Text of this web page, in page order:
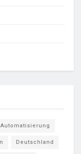
Automatisierung
Deutschland